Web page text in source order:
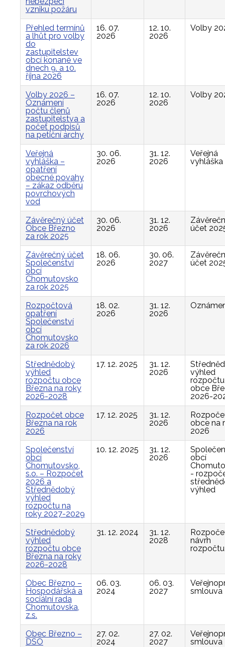
vzniku požáru
Přehled termínů
a lhůt pro volby
do
zastupitelstev
obcí konané ve
dnech 9. a 10.
října 2026
16. 07.
2026
12. 10.
2026
Volby
Volby 2026 –
Oznámení
počtu členů
zastupitelstva a
počet podpisů
na petiční archy
16. 07.
2026
12. 10.
2026
Volby
Veřejná
vyhláška –
opatření
obecné povahy
– zákaz odběru
povrchových
vod
30. 06.
2026
31. 12.
2026
Veřejná
vyhláška
Závěrečný účet
Obce Březno
za rok 2025
30. 06.
2026
31. 12.
2026
účet
Závěrečný účet
Společenství
obcí
Chomutovsko
za rok 2025
18. 06.
2026
30. 06.
2027
účet
Rozpočtová
opatření
Společenství
obcí
Chomutovsko
za rok 2026
18. 02.
2026
31. 12.
2026
Střednědobý
výhled
rozpočtu obce
Března na roky
2026-2028
17. 12. 2025
31. 12.
2026
výhled
rozpočtu
obce
2026-
Rozpočet obce
Března na rok
2026
17. 12. 2025
31. 12.
2026
obce na
2026
Společenství
obcí
Chomutovsko,
s.o. – Rozpočet
2026 a
Střednědobý
výhled
rozpočtu na
roky 2027-2029
10. 12. 2025
31. 12.
2026
obcí
-
výhled
Střednědobý
výhled
rozpočtu obce
Března na roky
2026-2028
31. 12. 2024
31. 12.
2028
návrh
rozpočtu
Obec Březno –
Hospodářská a
sociální rada
Chomutovska,
z.s.
06. 03.
2024
06. 03.
2027
smlouva
Obec Březno –
DSO
27. 02.
2024
27. 02.
2027
smlouva